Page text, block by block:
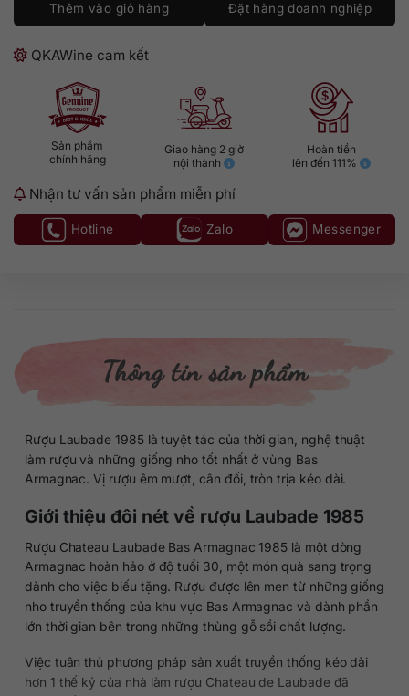
Thêm vào giỏ hàng Đặt hàng doanh nghiệp
QKAWine cam kết
Sản phẩm
chính hãng
Giao hàng 2 giờ
nội thành
Hoàn tiền
lên đến 111%
Nhận tư vấn sản phẩm miễn phí
Hotline Zalo Messenger
Thông tin sản phẩm
Rượu Laubade 1985 là tuyệt tác của thời gian, nghệ thuật
làm rượu và những giống nho tốt nhất ở vùng Bas
Armagnac. Vị rượu êm mượt, cân đối, tròn trịa kéo dài.
Giới thiệu đôi nét về rượu Laubade 1985
Rượu Chateau Laubade Bas Armagnac 1985 là một dòng
Armagnac hoàn hảo ở độ tuổi 30, một món quà sang trọng
dành cho việc biếu tặng. Rượu được lên men từ những giống
nho truyền thống của khu vực Bas Armagnac và dành phần
lớn thời gian bên trong những thùng gỗ sồi chất lượng.
Việc tuân thủ phương pháp sản xuất truyền thống kéo dài
hơn 1 thế kỷ của nhà làm rượu Chateau de Laubade đã